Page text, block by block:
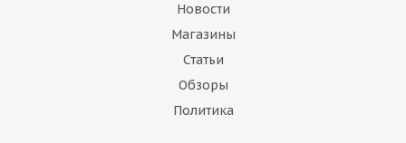
Новости
Магазины
Статьи
Обзоры
Политика